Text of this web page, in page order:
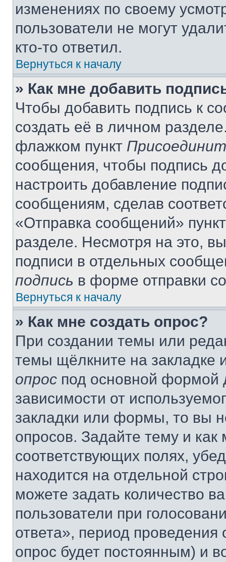
изменениях по своему
пользователи не могут
кто-то ответил.
Вернуться к началу
» Как мне добавить
Чтобы добавить подпись к
создать её в личном
флажком пункт
сообщения, чтобы подпись
настроить добавление
сообщениям, сделав
«Отправка сообщений»
разделе. Несмотря на это,
подписи в отдельных
подпись в форме отправки
Вернуться к началу
» Как мне создать опрос?
При создании темы или
темы щёлкните на
опрос под основной формой
зависимости от
закладки или формы, то вы
опросов. Задайте тему и
соответствующих полях,
находится на отдельной
можете задать количество
пользователи при
ответа», период проведения
опрос будет постоянным) и